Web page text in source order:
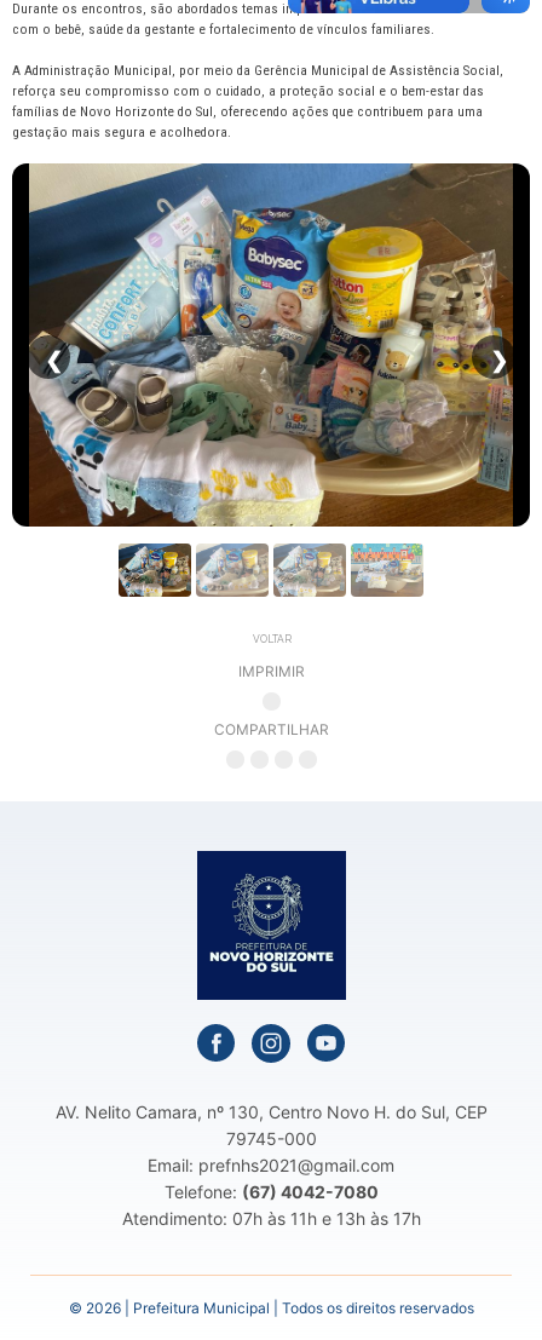
Durante os encontros, são abordados temas importantes relacionados aos cuidados
com o bebê, saúde da gestante e fortalecimento de vínculos familiares.
A Administração Municipal, por meio da Gerência Municipal de Assistência Social,
reforça seu compromisso com o cuidado, a proteção social e o bem-estar das
famílias de Novo Horizonte do Sul, oferecendo ações que contribuem para uma
gestação mais segura e acolhedora.
❮ ❯
VOLTAR
IMPRIMIR
COMPARTILHAR
AV. Nelito Camara, nº 130, Centro Novo H. do Sul, CEP
79745-000
Email: prefnhs2021@gmail.com
Telefone: (67) 4042-7080
Atendimento: 07h às 11h e 13h às 17h
© 2026 | Prefeitura Municipal | Todos os direitos reservados